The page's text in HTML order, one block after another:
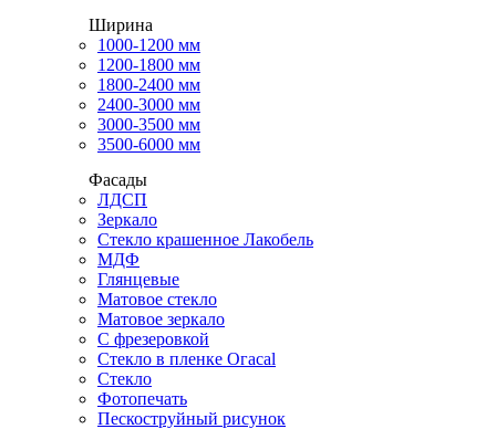
Ширина
1000-1200 мм
1200-1800 мм
1800-2400 мм
2400-3000 мм
3000-3500 мм
3500-6000 мм
Фасады
ЛДСП
Зеркало
Стекло крашенное Лакобель
МДФ
Глянцевые
Матовое стекло
Матовое зеркало
С фрезеровкой
Стекло в пленке Огасаl
Стекло
Фотопечать
Пескоструйный рисунок